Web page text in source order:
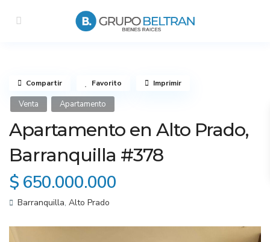
Venta Apartamento
Apartamento en Alto Prado,
Barranquilla #378
$ 650.000.000
Barranquilla, Alto Prado
Compartir Favorito Imprimir